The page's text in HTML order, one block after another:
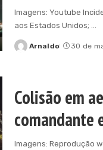
Imagens: Youtube
aos Estados Unidos; ...
Posted
Arnaldo 30 de
Colisão em
comandante
Imagens: Reprodução